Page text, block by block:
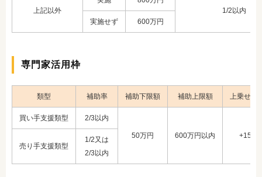
上記以外
1/2以内
実施せず
600万円
専門家活用枠
類型 補助率 補助下限額 補助上限額 上乗せ額
買い手支援類型 2/3以内
50万円 600万円以内
+150
売り手支援類型
1/2又は
2/3以内